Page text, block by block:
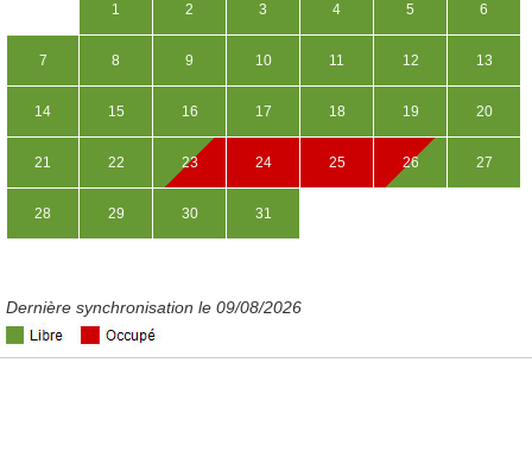
1 2 3 4 5 6
7 8 9 10 11 12 13
14 15 16 17 18 19 20
21 22 23 24 25 26 27
28 29 30 31
Dernière synchronisation le 09/08/2026